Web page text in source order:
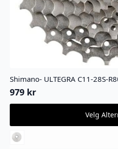
Shimano- ULTEGRA C11-28S-
979 kr
Velg
Dette
har
flere
varianter.